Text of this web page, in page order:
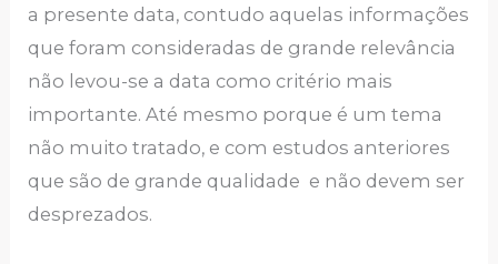
a presente data, contudo aquelas informações
que foram consideradas de grande relevância
não levou-se a data como critério mais
importante. Até mesmo porque é um tema
não muito tratado, e com estudos anteriores
que são de grande qualidade e não devem ser
desprezados.